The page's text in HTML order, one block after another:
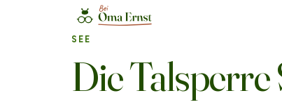
SEE
Die